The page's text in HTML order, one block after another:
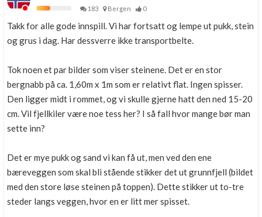
183
Bergen 0
Takk for alle gode innspill. Vi har fortsatt og lempe ut pukk, stein
og grus i dag. Har dessverre ikke transportbelte.
Tok noen et par bilder som viser steinene. Det er en stor
bergnabb på ca. 1,60m x 1m som er relativt flat. Ingen spisser.
Den ligger midt i rommet, og vi skulle gjerne hatt den ned 15-20
cm. Vil fjellkiler være noe tess her? I så fall hvor mange bør man
sette inn?
Det er mye pukk og sand vi kan få ut, men ved den ene
bæreveggen som skal bli stående stikker det ut grunnfjell (bildet
med den store løse steinen på toppen). Dette stikker ut to-tre
steder langs veggen, hvor en er litt mer spisset.